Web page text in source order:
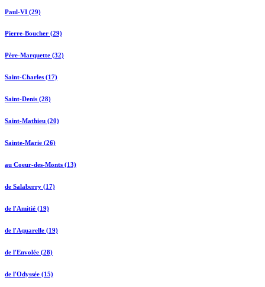
Paul-VI (29)
Pierre-Boucher (29)
Père-Marquette (32)
Saint-Charles (17)
Saint-Denis (28)
Saint-Mathieu (20)
Sainte-Marie (26)
au Coeur-des-Monts (13)
de Salaberry (17)
de l'Amitié (19)
de l'Aquarelle (19)
de l'Envolée (28)
de l'Odyssée (15)